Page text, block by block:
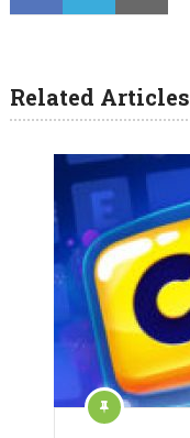
Related Articles